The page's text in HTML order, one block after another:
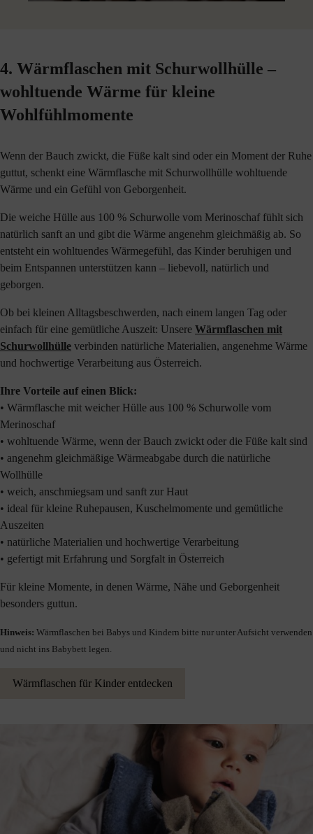
4. Wärmflaschen mit Schurwollhülle –
wohltuende Wärme für kleine
Wohlfühlmomente
Wenn der Bauch zwickt, die Füße kalt sind oder ein Moment der Ruhe
guttut, schenkt eine Wärmflasche mit Schurwollhülle wohltuende
Wärme und ein Gefühl von Geborgenheit.
Die weiche Hülle aus 100 % Schurwolle vom Merinoschaf fühlt sich
natürlich sanft an und gibt die Wärme angenehm gleichmäßig ab. So
entsteht ein wohltuendes Wärmegefühl, das Kinder beruhigen und
beim Entspannen unterstützen kann – liebevoll, natürlich und
geborgen.
Ob bei kleinen Alltagsbeschwerden, nach einem langen Tag oder
einfach für eine gemütliche Auszeit: Unsere Wärmflaschen mit
Schurwollhülle verbinden natürliche Materialien, angenehme Wärme
und hochwertige Verarbeitung aus Österreich.
Ihre Vorteile auf einen Blick:
• Wärmflasche mit weicher Hülle aus 100 % Schurwolle vom
Merinoschaf
• wohltuende Wärme, wenn der Bauch zwickt oder die Füße kalt sind
• angenehm gleichmäßige Wärmeabgabe durch die natürliche
Wollhülle
• weich, anschmiegsam und sanft zur Haut
• ideal für kleine Ruhepausen, Kuschelmomente und gemütliche
Auszeiten
• natürliche Materialien und hochwertige Verarbeitung
• gefertigt mit Erfahrung und Sorgfalt in Österreich
Für kleine Momente, in denen Wärme, Nähe und Geborgenheit
besonders guttun.
Hinweis: Wärmflaschen bei Babys und Kindern bitte nur unter Aufsicht verwenden
und nicht ins Babybett legen.
Wärmflaschen für Kinder entdecken